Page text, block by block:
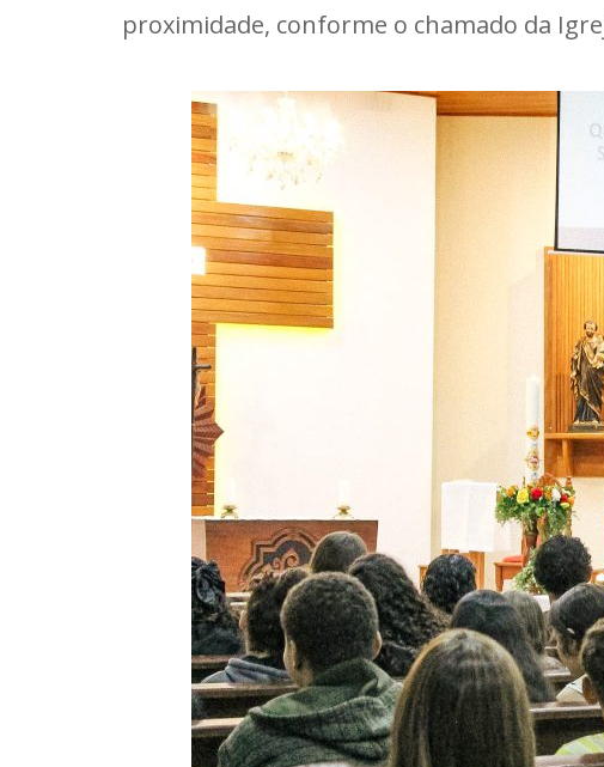
proximidade, conforme o chamado da